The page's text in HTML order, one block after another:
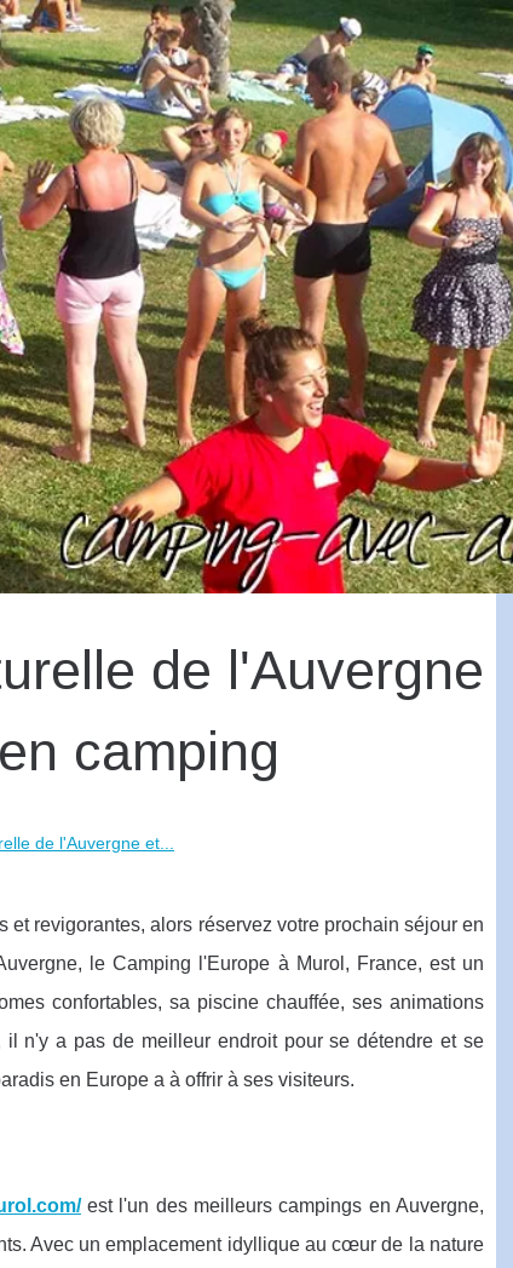
de l'Auvergne
camping
de l'Auvergne et...
revigorantes, alors réservez votre prochain séjour en
le Camping l'Europe à Murol, France, est un
confortables, sa piscine chauffée, ses animations
n'y a pas de meilleur endroit pour se détendre et se
en Europe a à offrir à ses visiteurs.
est l'un des meilleurs campings en Auvergne,
Avec un emplacement idyllique au cœur de la nature